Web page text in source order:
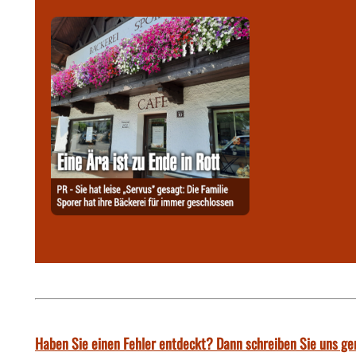
Haben Sie einen Fehler entdeckt? Dann schreiben Sie uns